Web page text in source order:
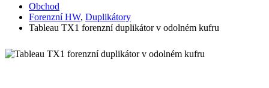
Obchod
Forenzní HW, Duplikátory
Tableau TX1 forenzní duplikátor v odolném kufru